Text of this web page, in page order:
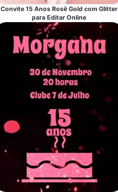
Convite 15 Anos Rosê Gold com Glitter
para Editar Online